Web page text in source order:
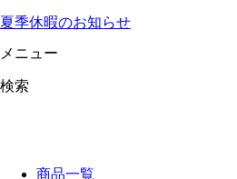
夏季休暇のお知らせ
メニュー
検索
商品一覧